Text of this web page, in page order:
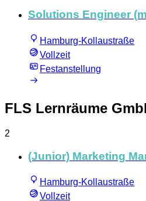
Solutions Engineer
Hamburg-Kollaustraße
Vollzeit
Festanstellung
FLS Lernräume
2
(Junior) Marketing
Hamburg-Kollaustraße
Vollzeit